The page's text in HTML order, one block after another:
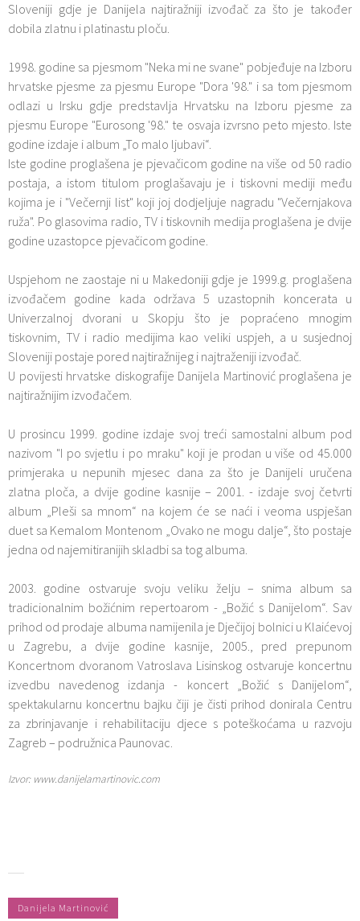
Sloveniji gdje je Danijela najtiražniji izvođač za što je također
dobila zlatnu i platinastu ploču.
1998. godine sa pjesmom "Neka mi ne svane" pobjeđuje na Izboru
hrvatske pjesme za pjesmu Europe "Dora '98." i sa tom pjesmom
odlazi u Irsku gdje predstavlja Hrvatsku na Izboru pjesme za
pjesmu Europe "Eurosong '98." te osvaja izvrsno peto mjesto. Iste
godine izdaje i album „To malo ljubavi“.
Iste godine proglašena je pjevačicom godine na više od 50 radio
postaja, a istom titulom proglašavaju je i tiskovni mediji među
kojima je i "Večernji list" koji joj dodjeljuje nagradu "Večernjakova
ruža". Po glasovima radio, TV i tiskovnih medija proglašena je dvije
godine uzastopce pjevačicom godine.
Uspjehom ne zaostaje ni u Makedoniji gdje je 1999.g. proglašena
izvođačem godine kada održava 5 uzastopnih koncerata u
Univerzalnoj dvorani u Skopju što je popraćeno mnogim
tiskovnim, TV i radio medijima kao veliki uspjeh, a u susjednoj
Sloveniji postaje pored najtiražnijeg i najtraženiji izvođač.
U povijesti hrvatske diskografije Danijela Martinović proglašena je
najtiražnijim izvođačem.
U prosincu 1999. godine izdaje svoj treći samostalni album pod
nazivom "I po svjetlu i po mraku" koji je prodan u više od 45.000
primjeraka u nepunih mjesec dana za što je Danijeli uručena
zlatna ploča, a dvije godine kasnije – 2001. - izdaje svoj četvrti
album „Pleši sa mnom“ na kojem će se naći i veoma uspješan
duet sa Kemalom Montenom „Ovako ne mogu dalje“, što postaje
jedna od najemitiranijih skladbi sa tog albuma.
2003. godine ostvaruje svoju veliku želju – snima album sa
tradicionalnim božićnim repertoarom - „Božić s Danijelom“. Sav
prihod od prodaje albuma namijenila je Dječijoj bolnici u Klaićevoj
u Zagrebu, a dvije godine kasnije, 2005., pred prepunom
Koncertnom dvoranom Vatroslava Lisinskog ostvaruje koncertnu
izvedbu navedenog izdanja - koncert „Božić s Danijelom“,
spektakularnu koncertnu bajku čiji je čisti prihod donirala Centru
za zbrinjavanje i rehabilitaciju djece s poteškoćama u razvoju
Zagreb – podružnica Paunovac.
Izvor: www.danijelamartinovic.com
Danijela Martinović